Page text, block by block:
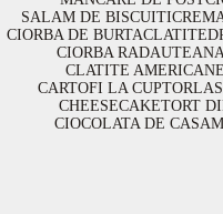
SALAM DE BISCUITI
CIORBA DE BURTACLATITE
CIORBA
CLATITE AMERICANE
CARTOFI LA CUPTOR
CHEESECAKETORT
CIOCOLATA DE CASA